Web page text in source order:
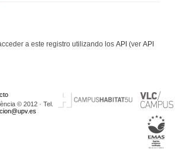
a este registro utilizando los API (ver API
© 2012 · Tel.